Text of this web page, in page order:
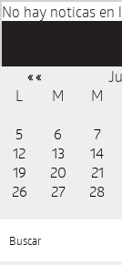
No hay noticas en
« «
L M M
5
6 7
12
13 14
19
20 21
26
27 28
Buscar